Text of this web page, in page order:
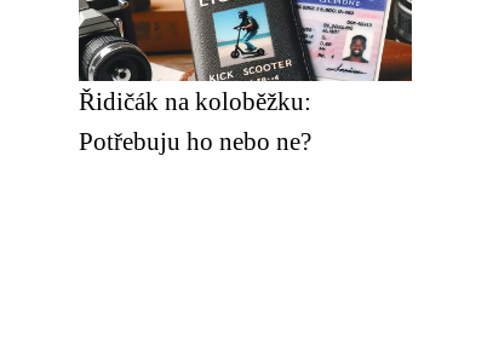
Řidičák na koloběžku:
Potřebuju ho nebo ne?